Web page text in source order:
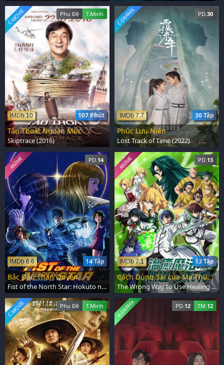
Phụ Đề T.Minh
107 Phút
IMDb 10
C-MOVIE
Tẩu Thoát Ngoạn Mục
Skiptrace (2016)
PD. 30
30 Tập
IMDb 7.7
C-DRAMA
Phúc Lưu Niên
Lost Track of Time (2022)
PD.14
14 Tập
IMDb 6.6
ANIME
Bắc Đẩu Thần Quyền
Fist of the North Star: Hokuto no Ken (2026)
PD.13
13 Tập
IMDb 7.1
ANIME
Cách Dùng Sai của Ma Thuật Chữa Trị
The Wrong Way to Use Healing Magic (2024)
Phụ Đề T.Minh
C-MOVIE PD.12 TM.12
K-DRAMA